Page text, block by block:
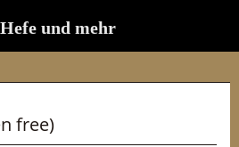
free)
und mehr
und mehr